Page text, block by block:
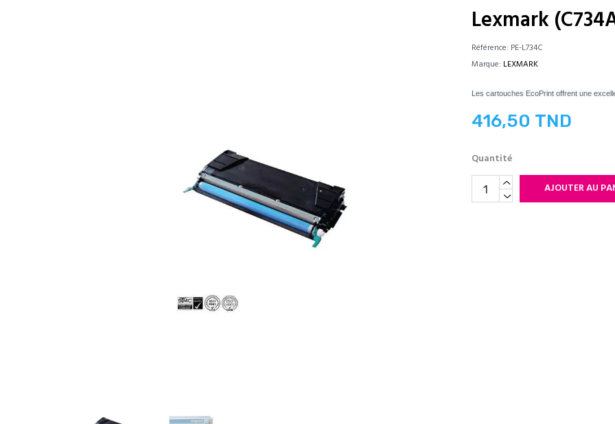
Lexmark
Référence: PE-L734C
Marque: LEXMARK
Les cartouches EcoPrint offrent une
416,50 TND
Quantité
AJOUTER AU